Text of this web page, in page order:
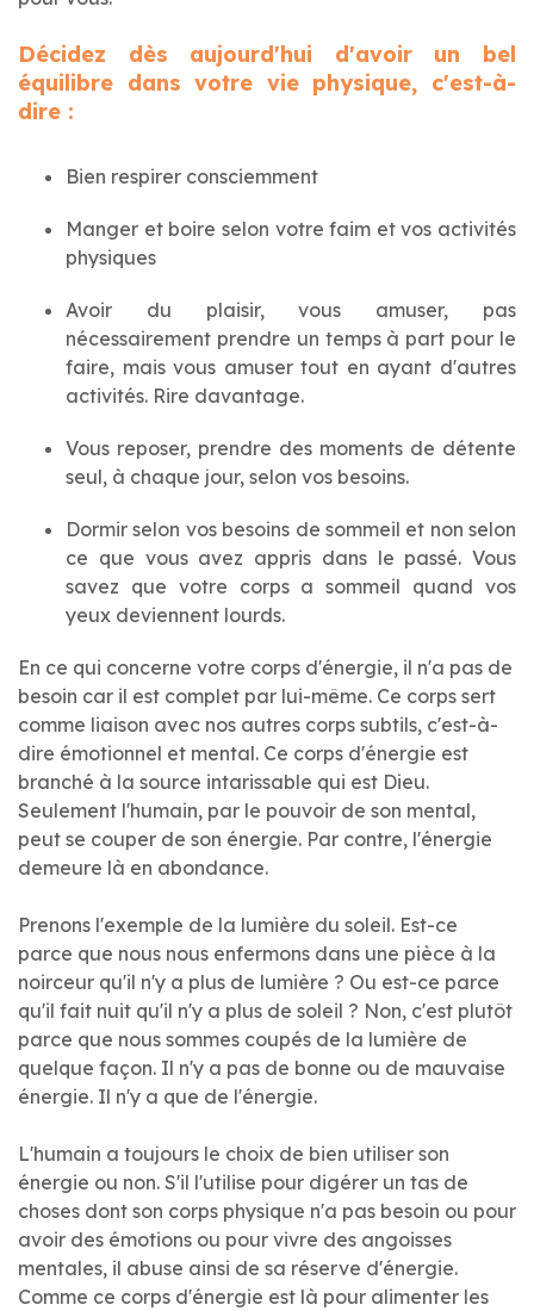
Décidez dès aujourd'hui d'avoir un bel
équilibre dans votre vie physique, c'est-à-
dire :
Bien respirer consciemment
Manger et boire selon votre faim et vos activités
physiques
Avoir du plaisir, vous amuser, pas
nécessairement prendre un temps à part pour le
faire, mais vous amuser tout en ayant d'autres
activités. Rire davantage.
Vous reposer, prendre des moments de détente
seul, à chaque jour, selon vos besoins.
Dormir selon vos besoins de sommeil et non selon
ce que vous avez appris dans le passé. Vous
savez que votre corps a sommeil quand vos
yeux deviennent lourds.
En ce qui concerne votre corps d'énergie, il n'a pas de
besoin car il est complet par lui-même. Ce corps sert
comme liaison avec nos autres corps subtils, c'est-à-
dire émotionnel et mental. Ce corps d'énergie est
branché à la source intarissable qui est Dieu.
Seulement l'humain, par le pouvoir de son mental,
peut se couper de son énergie. Par contre, l'énergie
demeure là en abondance.
Prenons l'exemple de la lumière du soleil. Est-ce
parce que nous nous enfermons dans une pièce à la
noirceur qu'il n'y a plus de lumière ? Ou est-ce parce
qu'il fait nuit qu'il n'y a plus de soleil ? Non, c'est plutôt
parce que nous sommes coupés de la lumière de
quelque façon. Il n'y a pas de bonne ou de mauvaise
énergie. Il n'y a que de l'énergie.
L'humain a toujours le choix de bien utiliser son
énergie ou non. S'il l'utilise pour digérer un tas de
choses dont son corps physique n'a pas besoin ou pour
avoir des émotions ou pour vivre des angoisses
mentales, il abuse ainsi de sa réserve d'énergie.
Comme ce corps d'énergie est là pour alimenter les